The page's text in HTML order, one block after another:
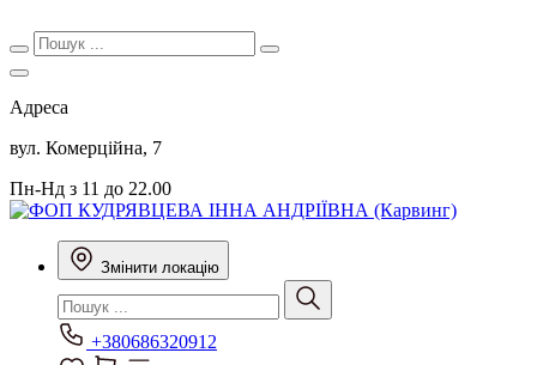
Адреса
вул. Комерційна, 7
Пн-Нд з 11 до 22.00
Змінити локацію
+380686320912